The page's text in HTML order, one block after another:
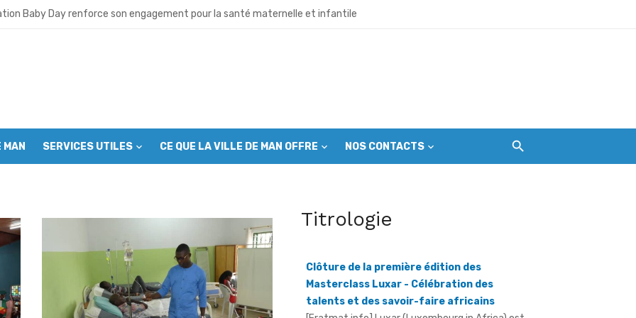
lance ses activités et appelle à l’union des cadres
neuve avant la fête nationale : Le Grand ménage mobilise autorités et citoyens
déchet”: Plus de 1000 jeunes mobilisés à Man pour assainir la ville
intensifie ses efforts pour sortir la réserve de la liste du patrimoine mondial en péril
: Le SYNAVICI réclame un audit du collège des producteurs
prend les rênes du SYNAVICI dans le Grand Ouest
SERVICES UTILES CE QUE LA VILLE DE MAN OFFRE NOS CONTACTS
Titrologie
Masterclass Luxar - Célébration des
talents et des savoir-faire africains
une plateforme consacrée à la promotion du